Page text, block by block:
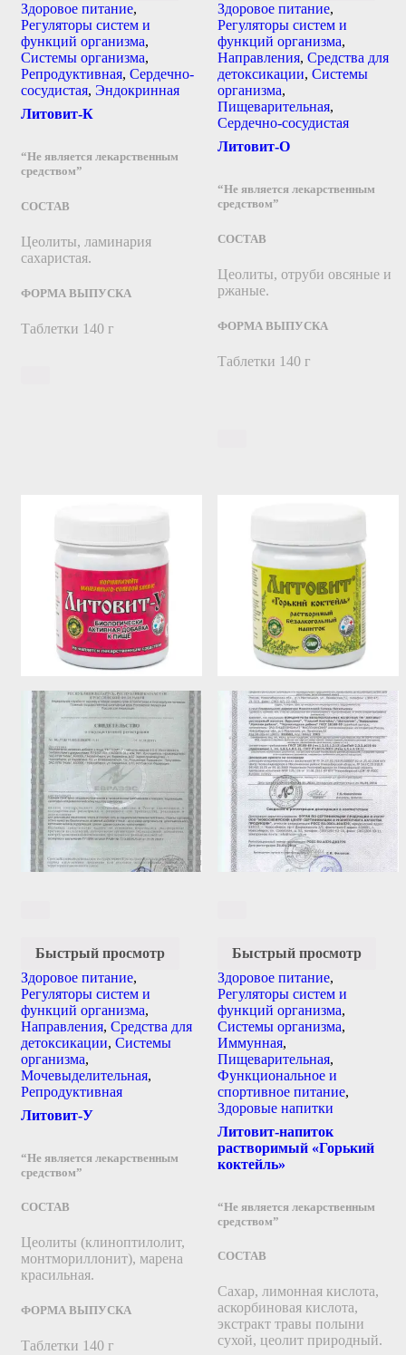
Здоровое питание,
Регуляторы систем и
функций организма,
Системы организма,
Репродуктивная, Сердечно-
сосудистая, Эндокринная
Литовит-К
“Не является лекарственным
средством”
СОСТАВ
Цеолиты, ламинария
сахаристая.
ФОРМА ВЫПУСКА
Таблетки 140 г
Здоровое питание,
Регуляторы систем и
функций организма,
Направления, Средства для
детоксикации, Системы
организма,
Пищеварительная,
Сердечно-сосудистая
Литовит-О
“Не является лекарственным
средством”
СОСТАВ
Цеолиты, отруби овсяные и
ржаные.
ФОРМА ВЫПУСКА
Таблетки 140 г
Быстрый просмотр
Здоровое питание,
Регуляторы систем и
функций организма,
Направления, Средства для
детоксикации, Системы
организма,
Мочевыделительная,
Репродуктивная
Литовит-У
“Не является лекарственным
средством”
СОСТАВ
Цеолиты (клиноптилолит,
монтмориллонит), марена
красильная.
ФОРМА ВЫПУСКА
Таблетки 140 г
Быстрый просмотр
Здоровое питание,
Регуляторы систем и
функций организма,
Системы организма,
Иммунная,
Пищеварительная,
Функциональное и
спортивное питание,
Здоровые напитки
Литовит-напиток
растворимый «Горький
коктейль»
“Не является лекарственным
средством”
СОСТАВ
Сахар, лимонная кислота,
аскорбиновая кислота,
экстракт травы полыни
сухой, цеолит природный.